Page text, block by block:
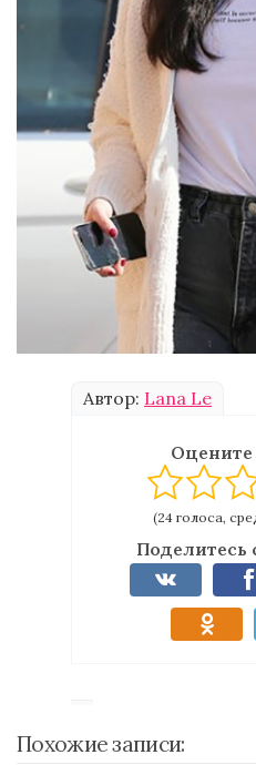
Автор: Lana Le
Оцените
(24 голоса,
Поделитесь
Похожие записи: